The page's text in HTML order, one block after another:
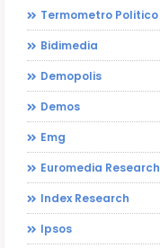
Termometro Politico
Bidimedia
Demopolis
Demos
Emg
Euromedia Research
Index Research
Ipsos